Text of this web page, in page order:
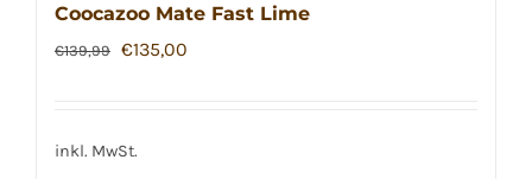
Coocazoo Mate Fast Lime
€139,99 Ursprünglicher
€139,99
€135,00
inkl. MwSt.